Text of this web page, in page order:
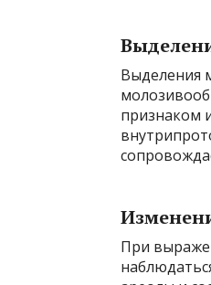
Выделения
признаком
При